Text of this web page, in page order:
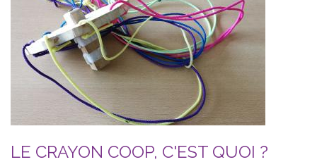
LE CRAYON COOP, C'EST QUOI ?